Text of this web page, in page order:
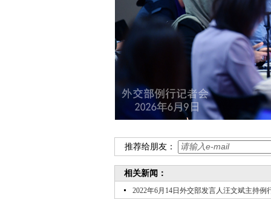
推荐给朋友：
相关新闻：
2022年6月14日外交部发言人汪文斌主持例